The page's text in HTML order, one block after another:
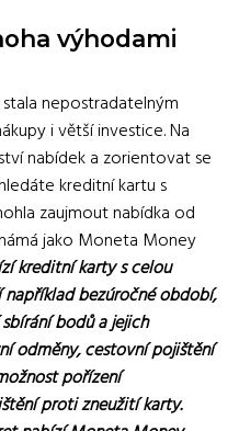
výhodami
nepostradatelným
i větší investice. Na
nabídek a zorientovat se
kreditní kartu s
zaujmout nabídka od
jako Moneta Money
kreditní karty s celou
bezúročné období,
bodů a jejich
odměny, cestovní pojištění
pořízení
proti zneužití karty.